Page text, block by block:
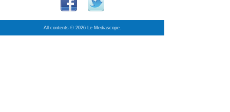
All contents © 2026 Le Mediascope.